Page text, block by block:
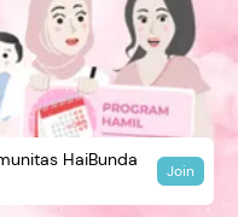
HaiBunda
Join